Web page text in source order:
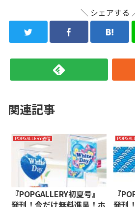
＼ シェアする
関連記事
POPGALLERY通信
『POPGALLERY初夏号』
『